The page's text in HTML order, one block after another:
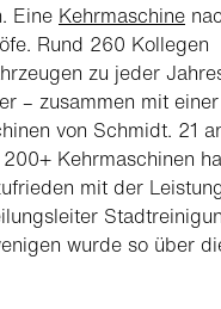
Eine Kehrmaschine
Rund 260 Kollegen
zu jeder
– zusammen mit einer
von Schmidt. 21
Kehrmaschinen
mit der
wurde so über